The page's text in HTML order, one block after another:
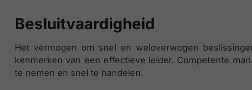
Besluitvaardigheid
Het vermogen om snel en weloverwogen
kenmerken van een effectieve leider. Competente
te nemen en snel te handelen.